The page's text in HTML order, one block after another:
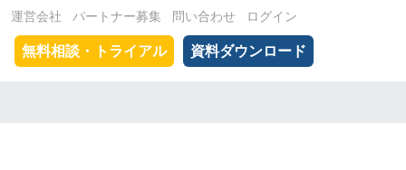
無料相談・トライアル 資料ダウンロード
運営会社 パートナー募集 問い合わせ ログイン